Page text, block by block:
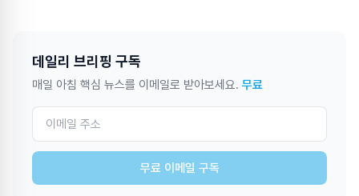
데일리 브리핑 구독
매일 아침 핵심 뉴스를 이메일로 받아보세요. 무료
무료 이메일 구독